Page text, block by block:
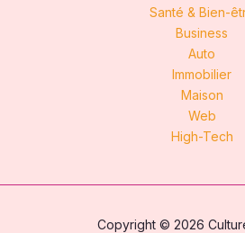
Santé & Bien-
Business
Auto
Immobilier
Maison
Web
High-Tech
Copyright © 2026